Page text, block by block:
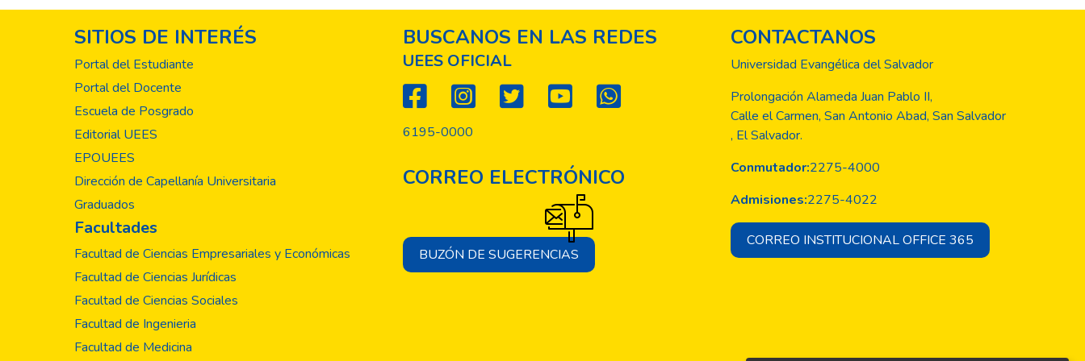
SITIOS DE INTERÉS
Portal del Estudiante
Portal del Docente
Escuela de Posgrado
Editorial UEES
EPOUEES
Dirección de Capellanía Universitaria
Graduados
Facultades
Facultad de Ciencias Empresariales y Económicas
Facultad de Ciencias Jurídicas
Facultad de Ciencias Sociales
Facultad de Ingenieria
Facultad de Medicina
BUSCANOS EN LAS REDES
UEES OFICIAL
6195-0000
CORREO ELECTRÓNICO
BUZÓN DE SUGERENCIAS
CONTACTANOS
Universidad Evangélica del Salvador
Prolongación Alameda Juan Pablo II,
Calle el Carmen, San Antonio Abad, San Salvador
, El Salvador.
Conmutador:2275-4000
Admisiones:2275-4022
CORREO INSTITUCIONAL OFFICE 365